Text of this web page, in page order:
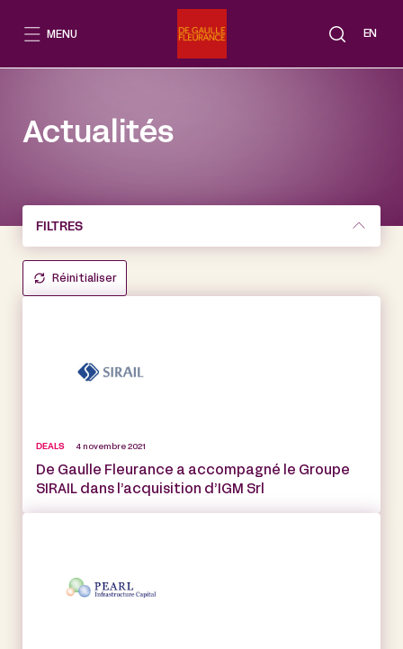
EN
MENU
Actualités
FILTRES
Réinitialiser
DEALS 4 novembre 2021
De Gaulle Fleurance a accompagné le Groupe
SIRAIL dans l’acquisition d’IGM Srl